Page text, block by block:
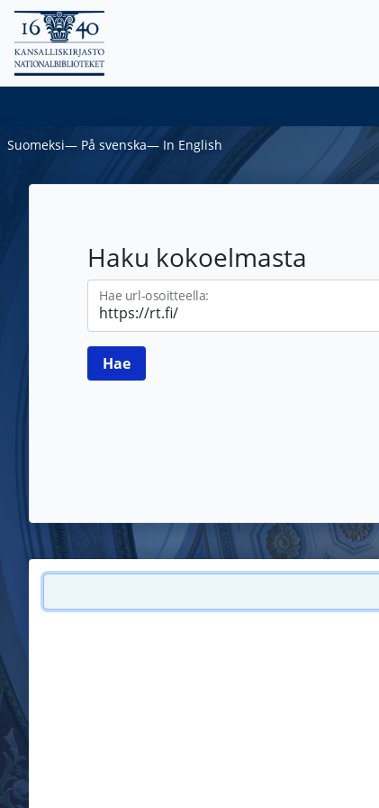
Suomeksi― På svenska― In English
Haku kokoelmasta
Hae url-osoitteella: